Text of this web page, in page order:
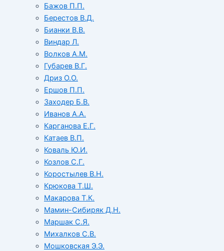
Бажов П.П.
Берестов В.Д.
Бианки В.В.
Виндар Л.
Волков А.М.
Губарев В.Г.
Дриз О.О.
Ершов П.П.
Заходер Б.В.
Иванов А.А.
Карганова Е.Г.
Катаев В.П.
Коваль Ю.И.
Козлов С.Г.
Коростылев В.Н.
Крюкова Т.Ш.
Макарова Т.К.
Мамин-Сибиряк Д.Н.
Маршак С.Я.
Михалков С.В.
Мошковская Э.Э.